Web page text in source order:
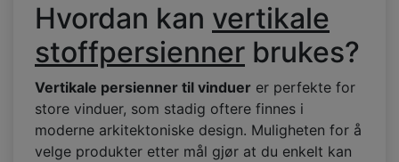
Hvordan kan vertikale
stoffpersienner brukes?
Vertikale persienner til vinduer er perfekte for
store vinduer, som stadig oftere finnes i
moderne arkitektoniske design. Muligheten for å
velge produkter etter mål gjør at du enkelt kan